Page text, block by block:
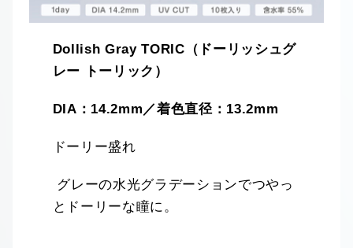
Dollish Gray TORIC（ドーリッシュグ
レー トーリック）
DIA：14.2mm／着色直径：13.2mm
ドーリー盛れ
グレーの水光グラデーションでつやっ
とドーリーな瞳に。